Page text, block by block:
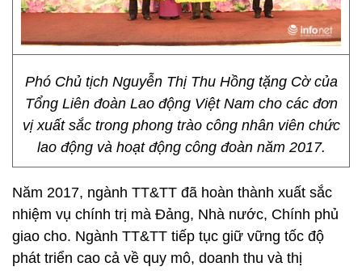
Phó Chủ tịch Nguyễn Thị Thu Hồng tặng Cờ của
Tổng Liên đoàn Lao động Việt Nam cho các đơn
vị xuất sắc trong phong trào công nhân viên chức
lao động và hoạt động công đoàn năm 2017.
Năm 2017, ngành TT&TT đã hoàn thành xuất sắc
nhiệm vụ chính trị mà Đảng, Nhà nước, Chính phủ
giao cho. Ngành TT&TT tiếp tục giữ vững tốc độ
phát triển cao cả về quy mô, doanh thu và thị